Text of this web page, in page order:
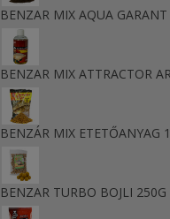
BENZAR MIX AQUA
BENZAR MIX ATTRACTOR
BENZÁR MIX ETETŐANYAG
BENZAR TURBO BOJLI 250G